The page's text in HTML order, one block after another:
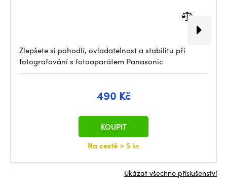
Zlepšete si pohodlí, ovladatelnost a stabilitu při
fotografování s fotoaparátem Panasonic
490 Kč
Na cestě > 5 ks
KOUPIT
Ukázat všechno příslušenství